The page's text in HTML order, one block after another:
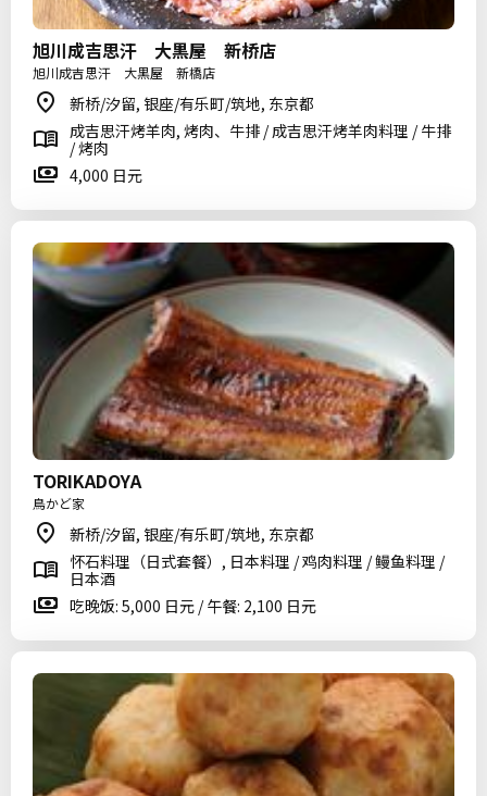
旭川成吉思汗 大黒屋 新桥店
旭川成吉思汗 大黒屋 新橋店
新桥/汐留, 银座/有乐町/筑地, 东京都
成吉思汗烤羊肉, 烤肉、牛排 / 成吉思汗烤羊肉料理 / 牛排
/ 烤肉
4,000 日元
TORIKADOYA
鳥かど家
新桥/汐留, 银座/有乐町/筑地, 东京都
怀石料理（日式套餐）, 日本料理 / 鸡肉料理 / 鳗鱼料理 /
日本酒
吃晚饭: 5,000 日元 / 午餐: 2,100 日元